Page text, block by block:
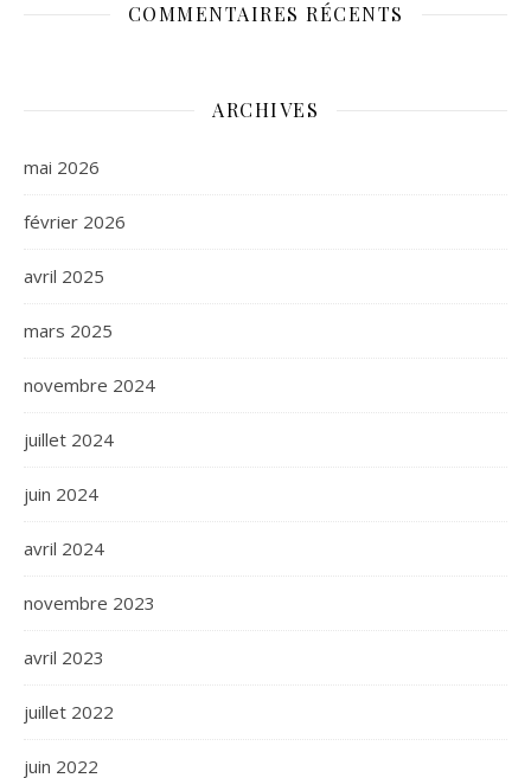
COMMENTAIRES RÉCENTS
ARCHIVES
mai 2026
février 2026
avril 2025
mars 2025
novembre 2024
juillet 2024
juin 2024
avril 2024
novembre 2023
avril 2023
juillet 2022
juin 2022